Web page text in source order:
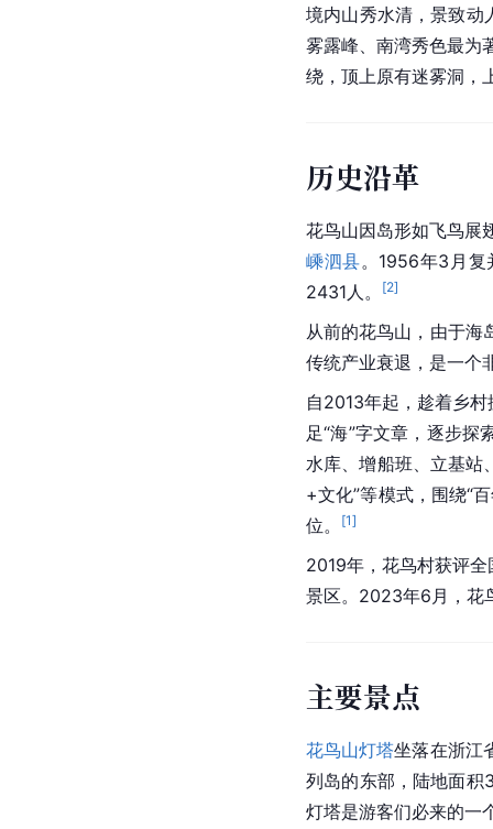
境内山秀水清，景致动
雾露峰、南湾秀色最为
绕，顶上原有迷雾洞，
历史沿革
花鸟山因岛形如飞鸟展
嵊泗县。1956年3月
2431人。
[2]
从前的花鸟山，由于海
传统产业衰退，是一个
自2013年起，趁着乡
足“海”字文章，逐步探
水库、增船班、立基站
+文化”等模式，围绕“
位。
[1]
2019年，花鸟村获评
景区。2023年6月，花
主要景点
花鸟山灯塔坐落在浙江
列岛的东部，陆地面积
灯塔是游客们必来的一